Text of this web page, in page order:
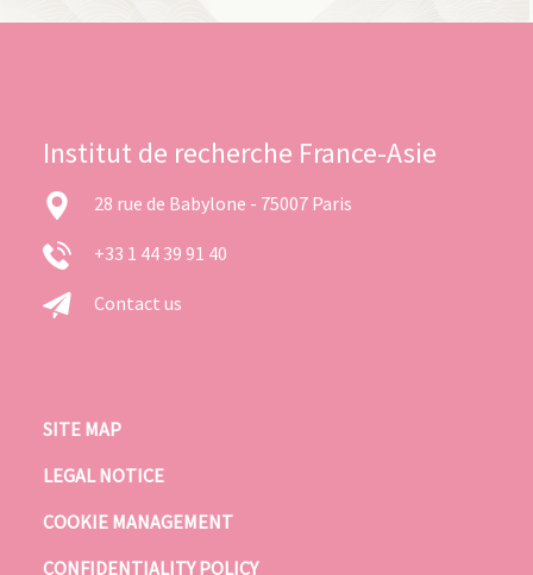
Institut de recherche France-Asie
28 rue de Babylone - 75007 Paris
+33 1 44 39 91 40
Contact us
SITE MAP
LEGAL NOTICE
COOKIE MANAGEMENT
CONFIDENTIALITY POLICY